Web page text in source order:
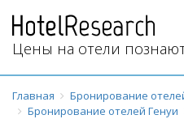
Цены на отели
Главная
Бронирование
Бронирование отелей Генуи